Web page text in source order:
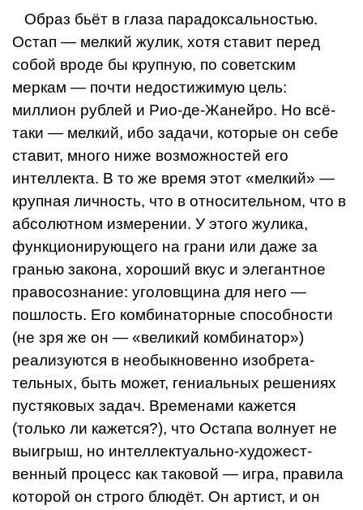
Образ бьёт в глаза парадоксальнос­тью.
Остап — мелкий жулик, хотя ставит перед
собой вроде бы крупную, по совет­ским
меркам — почти недостижимую цель:
миллион рублей и Рио-де-Жанейро. Но всё-
таки — мелкий, ибо задачи, которые он себе
ставит, много ниже возможностей его
интеллекта. В то же время этот «мелкий» —
крупная личность, что в относительном, что в
абсолютном измерении. У этого жулика,
функционирующего на грани или даже за
гранью закона, хороший вкус и элегантное
правосознание: уголовщина для него —
пошлость. Его комбинаторные способности
(не зря же он — «великий комбинатор»)
реализуются в необыкновенно изобрета­
тельных, быть может, гениальных решени­ях
пустяковых задач. Временами кажется
(только ли кажется?), что Остапа волнует не
выигрыш, но интеллектуально-художест­
венный процесс как таковой — игра, пра­вила
которой он строго блюдёт. Он артист, и он